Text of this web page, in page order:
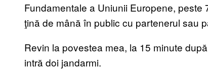
Fundamentale a Uniunii Europene,
ţină de mână în public cu partenerul sau
Revin la povestea mea, la 15 minute
intră doi jandarmi.